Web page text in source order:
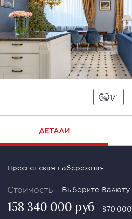
1 1
ДЕТАЛИ
Пресненская набережная
Стоимость Выберите Валюту
158 340 000 руб 870